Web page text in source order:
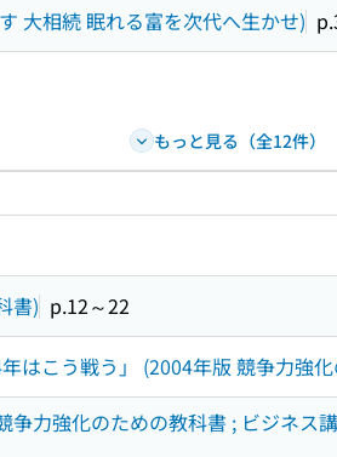
大相続 眠れる富を次代へ生かせ)
もっと見る（全12件）
書) p.12～22
はこう戦う」 (2004年版 競争力強
力強化のための教科書 ; ビジネ